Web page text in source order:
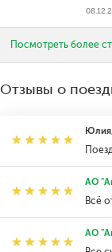
Посмотреть более
Отзывы о
АО
Всё
АО